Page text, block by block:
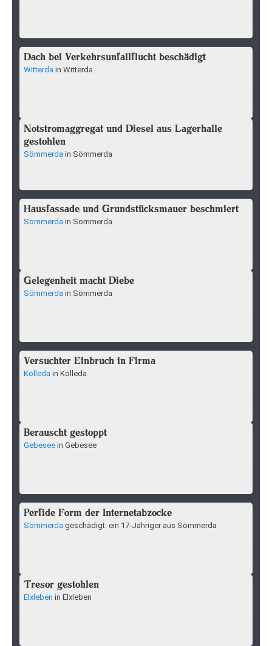
Dach bei Verkehrsunfallflucht beschädigt
Witterda in Witterda
Notstromaggregat und Diesel aus Lagerhalle
gestohlen
Sömmerda in Sömmerda
Hausfassade und Grundstücksmauer beschmiert
Sömmerda in Sömmerda
Gelegenheit macht Diebe
Sömmerda in Sömmerda
Versuchter Einbruch in Firma
Kölleda in Kölleda
Berauscht gestoppt
Gebesee in Gebesee
Perfide Form der Internetabzocke
Sömmerda geschädigt: ein 17-Jähriger aus Sömmerda
Tresor gestohlen
Elxleben in Elxleben